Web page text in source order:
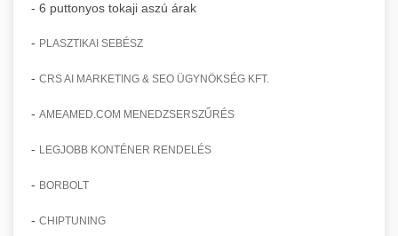
- 6 puttonyos tokaji aszú árak
- PLASZTIKAI SEBÉSZ
- CRS AI MARKETING & SEO ÜGYNÖKSÉG KFT.
- AMEAMED.COM MENEDZSERSZŰRÉS
- LEGJOBB KONTÉNER RENDELÉS
- BORBOLT
- CHIPTUNING